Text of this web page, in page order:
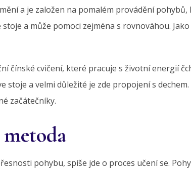
a je založen na pomalém provádění pohybů,
a může pomoci zejména s rovnováhou.
čínské cvičení, které pracuje s životní energií
stoje a velmi důležité je zde propojení s
začátečníky.
pohybu, spíše jde o proces učení se.